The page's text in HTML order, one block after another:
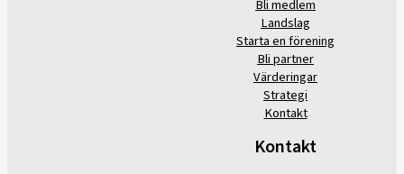
Bli medlem
Landslag
Starta en förening
Bli partner
Värderingar
Strategi
Kontakt
Kontakt